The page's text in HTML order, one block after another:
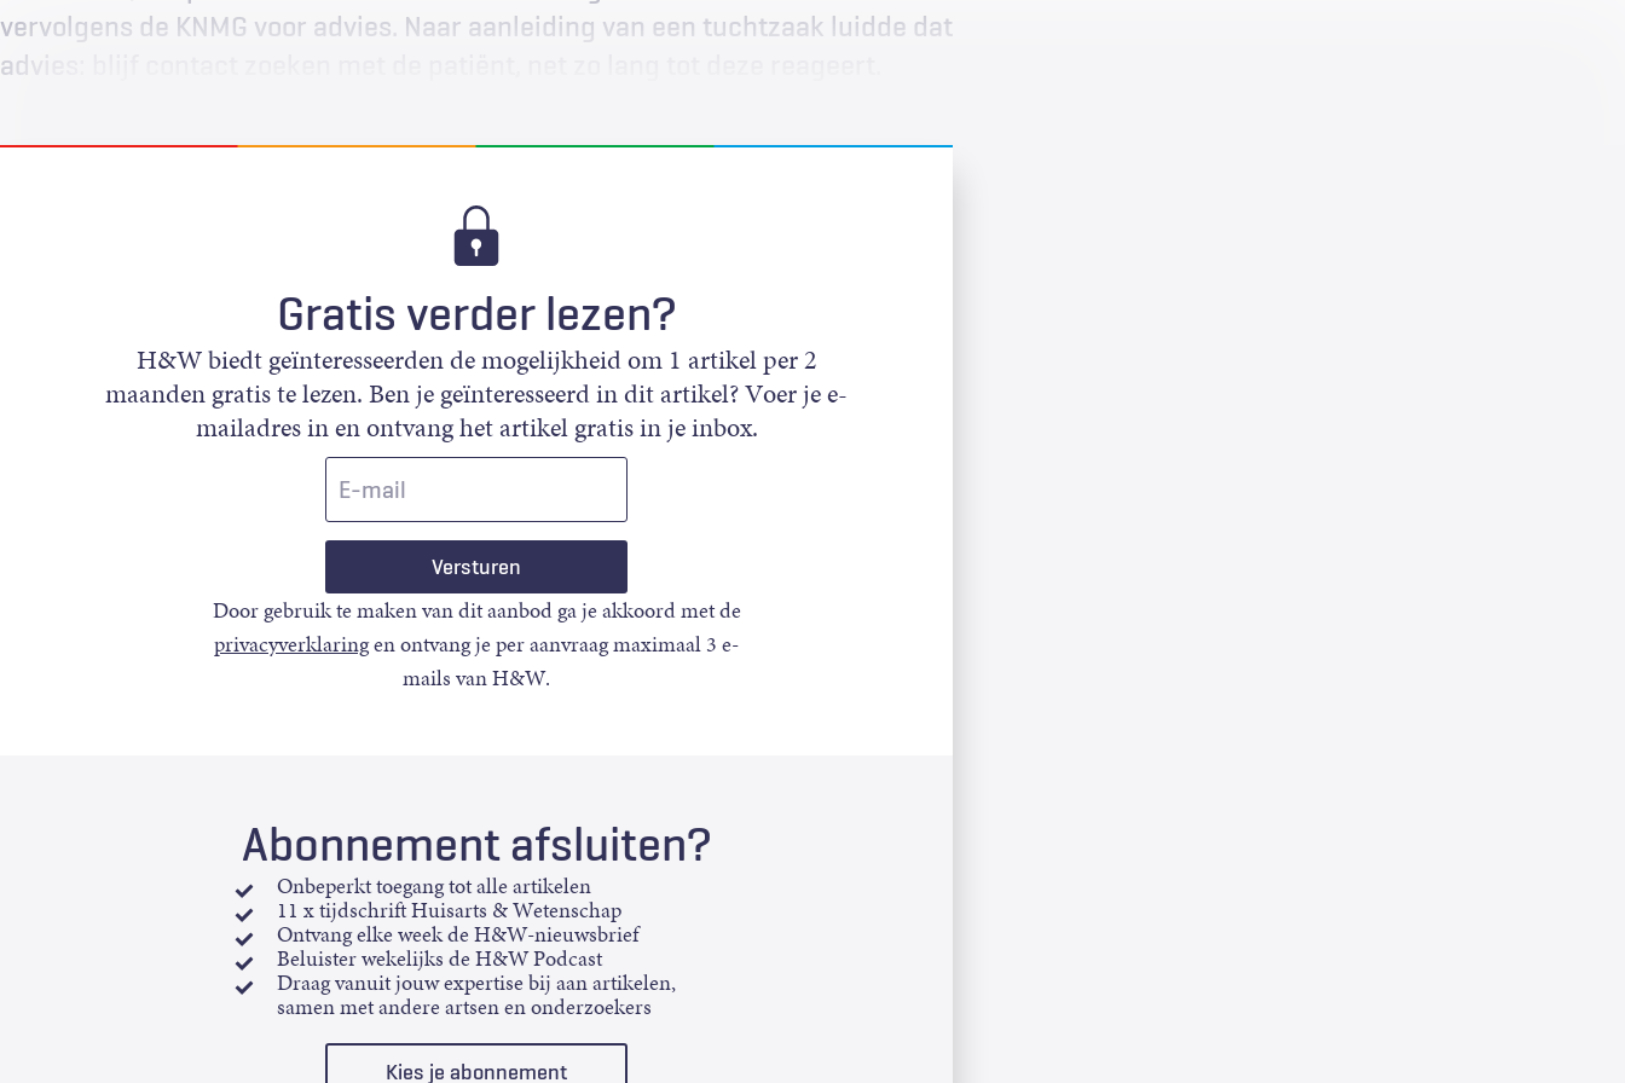
vervolgens de KNMG voor advies. Naar aanleiding van een tuchtzaak luidde dat
advies: blijf contact zoeken met de patiënt, net zo lang tot deze reageert.
Gratis verder lezen?
H&W biedt geïnteresseerden de mogelijkheid om 1 artikel per 2
maanden gratis te lezen. Ben je geïnteresseerd in dit artikel? Voer je e-
mailadres in en ontvang het artikel gratis in je inbox.
Door gebruik te maken van dit aanbod ga je akkoord met de
privacyverklaringen ontvang je per aanvraag maximaal 3 e-
mails van H&W.
Abonnement afsluiten?
Onbeperkt toegang tot alle artikelen
11 x tijdschrift Huisarts & Wetenschap
Ontvang elke week de H&W-nieuwsbrief
Beluister wekelijks de H&W Podcast
Draag vanuit jouw expertise bij aan artikelen,
samen met andere artsen en onderzoekers
Kies je abonnement